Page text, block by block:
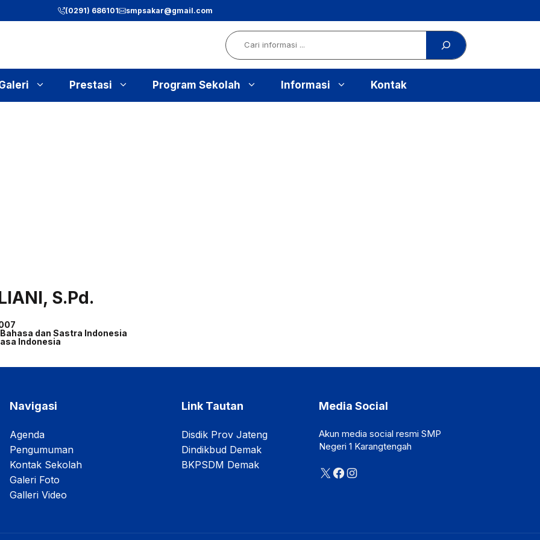
(0291) 686101 smpsakar@gmail.com
Search
Prestasi Program Sekolah Informasi Kontak
S.Pd.
dan Sastra Indonesia
Indonesia
Navigasi
Agenda
Pengumuman
Kontak Sekolah
Galeri Foto
Galleri Video
Link Tautan
Disdik Prov Jateng
Dindikbud Demak
BKPSDM Demak
Media Social
Akun media social resmi SMP
Negeri 1 Karangtengah
X Facebook
Instagram